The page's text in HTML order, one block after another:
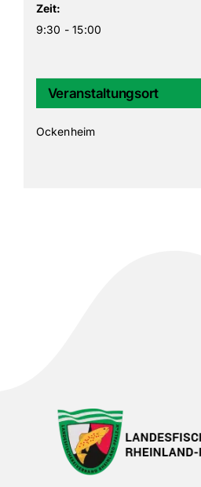
Zeit:
9:30 - 15:00
Veranstaltungsort
Ockenheim